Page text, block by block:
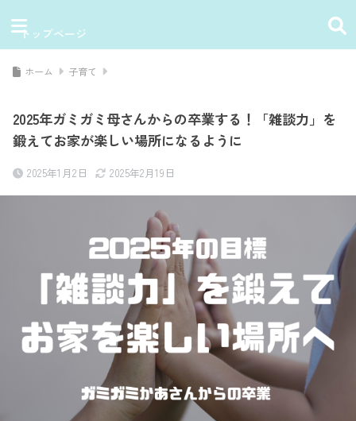
トップページ
ホーム 子育て
2025年ガミガミ母さんからの卒業する！「雑談力」を
鍛えてお家が楽しい場所になるように
2025年1月2日 2025年2月19日